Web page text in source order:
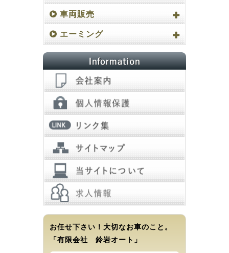
車両販売
エーミング
お任せ下さい！大切なお車のこと。
「有限会社 鈴岩オート」